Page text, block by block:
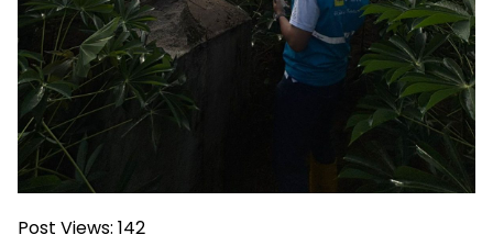
Post Views: 142